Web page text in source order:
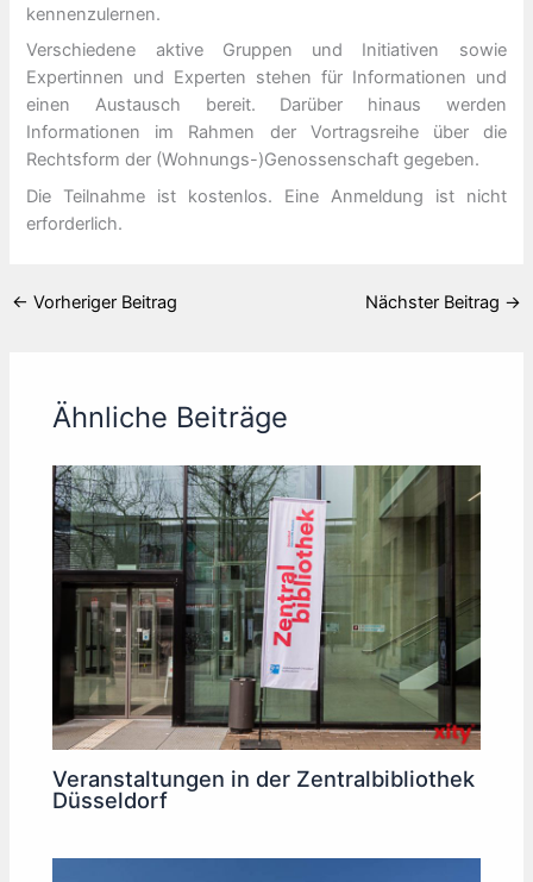
kennenzulernen.
Verschiedene aktive Gruppen und Initiativen sowie
Expertinnen und Experten stehen für Informationen und
einen Austausch bereit. Darüber hinaus werden
Informationen im Rahmen der Vortragsreihe über die
Rechtsform der (Wohnungs-)Genossenschaft gegeben.
Die Teilnahme ist kostenlos. Eine Anmeldung ist nicht
erforderlich.
← Vorheriger Beitrag Nächster Beitrag →
Ähnliche Beiträge
Veranstaltungen in der Zentralbibliothek
Düsseldorf